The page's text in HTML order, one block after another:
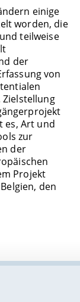
einige
worden, die
teilweise
der
von
es, Art und
zur
der
Projekt
den